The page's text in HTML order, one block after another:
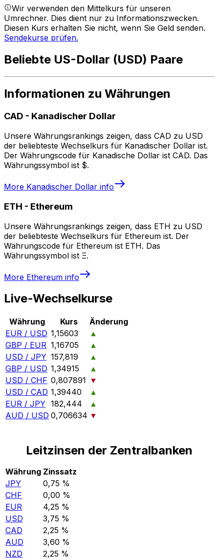
Wir verwenden den Mittelkurs für unseren
Umrechner. Dies dient nur zu Informationszwecken.
Diesen Kurs erhalten Sie nicht, wenn Sie Geld senden.
Sendekurse prüfen.
Beliebte US-Dollar (USD) Paare
Informationen zu Währungen
CAD - Kanadischer Dollar
Unsere Währungsrankings zeigen, dass CAD zu USD
der beliebteste Wechselkurs für Kanadischer Dollar ist.
Der Währungscode für Kanadische Dollar ist CAD. Das
Währungssymbol ist $.
More Kanadischer Dollar info
ETH - Ethereum
Unsere Währungsrankings zeigen, dass ETH zu USD
der beliebteste Wechselkurs für Ethereum ist. Der
Währungscode für Ethereum ist ETH. Das
Währungssymbol ist Ξ.
More Ethereum info
Live-Wechselkurse
Währung Kurs
Änderung
EUR / USD 1,15603
▲
GBP / EUR 1,16705
▲
USD / JPY 157,819
▲
GBP / USD 1,34915
▲
USD / CHF 0,807891 ▼
USD / CAD 1,39440
▲
EUR / JPY 182,444
▲
AUD / USD 0,706634 ▼
Leitzinsen der Zentralbanken
Währung Zinssatz
JPY
0,75 %
CHF
0,00 %
EUR
4,25 %
USD
3,75 %
CAD
2,25 %
AUD
3,60 %
NZD
2,25 %